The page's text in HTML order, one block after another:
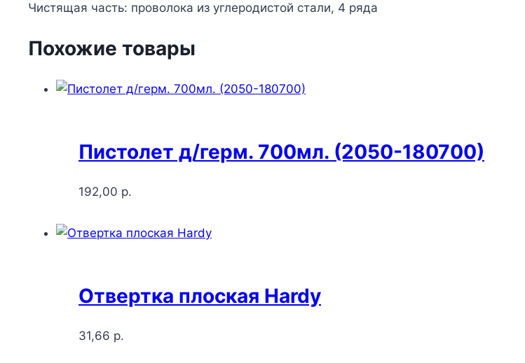
Чистящая часть: проволока из углеродистой стали, 4 ряда
Похожие товары
Пистолет д/герм. 700мл. (2050-180700)
192,00 р.
Отвертка плоская Hardy
31,66 р.